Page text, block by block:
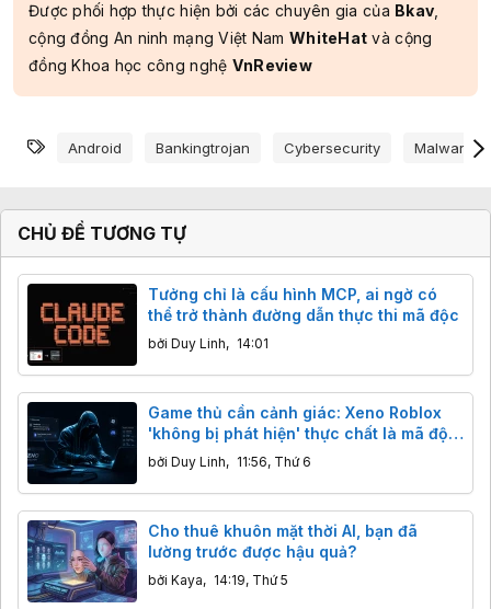
Được phối hợp thực hiện bởi các chuyên gia của Bkav,
cộng đồng An ninh mạng Việt Nam WhiteHat và cộng
đồng Khoa học công nghệ VnReview
Từ khóa
Android Bankingtrojan Cybersecurity Malware
CHỦ ĐỀ TƯƠNG TỰ
Tưởng chỉ là cấu hình MCP, ai ngờ có
thể trở thành đường dẫn thực thi mã độc
bởi Duy Linh, 14:01
Game thủ cần cảnh giác: Xeno Roblox
'không bị phát hiện' thực chất là mã độc
đánh cắp dữ liệu
bởi Duy Linh, 11:56, Thứ 6
Cho thuê khuôn mặt thời AI, bạn đã
lường trước được hậu quả?
bởi Kaya, 14:19, Thứ 5